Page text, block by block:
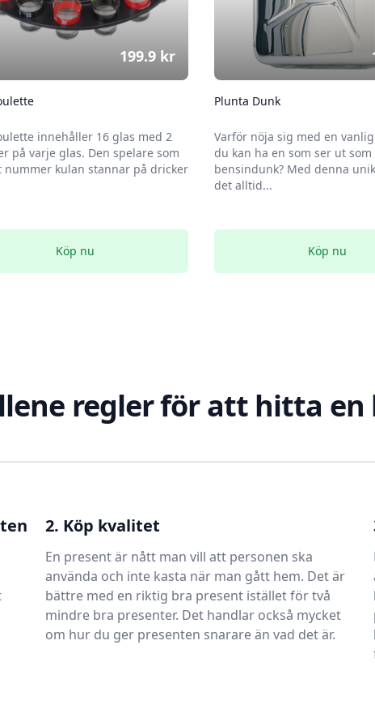
innehåller 16 glas med 2
på varje glas. Den spelare som
nummer kulan stannar på dricker
199.9 kr
Köp nu
Plunta Dunk
Varför nöja sig med en
du kan ha en som ser ut som
bensindunk? Med denna
det alltid...
Köp nu
regler för att hitta en
2. Köp kvalitet
En present är nått man vill att personen ska
använda och inte kasta när man gått hem. Det är
bättre med en riktig bra present istället för två
mindre bra presenter. Det handlar också mycket
om hur du ger presenten snarare än vad det är.